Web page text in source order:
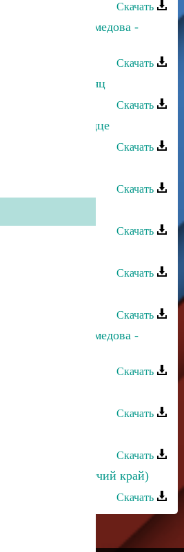
Скачать
и Макка Магомедова -
Скачать
- Уходящий месяц
Скачать
- Оловянное сердце
Скачать
Скачать
Красивая
Скачать
Скачать
Скачать
и Макка Магомедова -
Скачать
Скачать
Скачать
- Буттал улча (Отчий край)
Скачать